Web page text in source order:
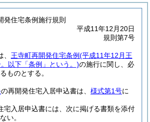
発住宅条例施行規則
平成11年12月20日
規則第7号
王寺町再開発住宅条例(平成11年12月王
以下「条例」という。)の施行に関し、必
ものとする。
の再開発住宅入居申込書は、 様式第1号に
宅入居申込書には、次に掲げる書類を添付
い。